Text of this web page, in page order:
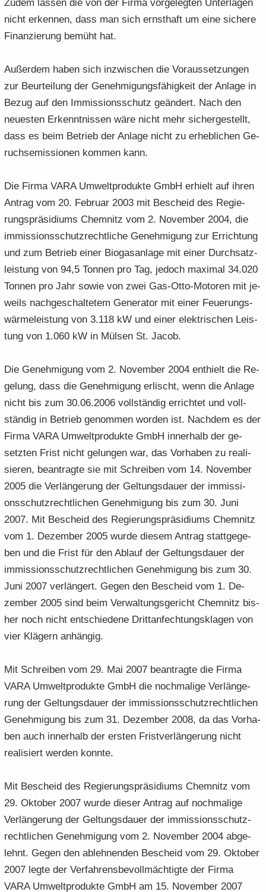
Zudem las­sen die von der Firma vor­ge­leg­ten Un­ter­la­gen
nicht er­ken­nen, dass man sich ernst­haft um eine si­che­re
Fi­nan­zie­rung be­müht hat.
Au­ßer­dem haben sich in­zwi­schen die Vor­aus­set­zun­gen
zur Be­ur­tei­lung der Ge­neh­mi­gungs­fä­hig­keit der An­la­ge in
Bezug auf den Im­mis­si­ons­schutz ge­än­dert. Nach den
neu­es­ten Er­kennt­nis­sen wäre nicht mehr si­cher­ge­stellt,
dass es beim Be­trieb der An­la­ge nicht zu er­heb­li­chen Ge­
ruchs­emis­sio­nen kom­men kann.
Die Firma VARA Um­welt­pro­duk­te GmbH er­hielt auf ihren
An­trag vom 20. Fe­bru­ar 2003 mit Be­scheid des Re­gie­
rungs­prä­si­di­ums Chem­nitz vom 2. No­vem­ber 2004, die
im­mis­si­ons­schutz­recht­li­che Ge­neh­mi­gung zur Er­rich­tung
und zum Be­trieb einer Bio­gas­an­la­ge mit einer Durch­satz­
leis­tung von 94,5 Ton­nen pro Tag, je­doch ma­xi­mal 34.020
Ton­nen pro Jahr sowie von zwei Gas-​Otto-Motoren mit je­
weils nach­ge­schal­te­tem Ge­ne­ra­tor mit einer Feue­rungs­
wär­me­leis­tung von 3.118 kW und einer elek­tri­schen Leis­
tung von 1.060 kW in Mül­sen St. Jacob.
Die Ge­neh­mi­gung vom 2. No­vem­ber 2004 ent­hielt die Re­
ge­lung, dass die Ge­neh­mi­gung er­lischt, wenn die An­la­ge
nicht bis zum 30.06.2006 voll­stän­dig er­rich­tet und voll­
stän­dig in Be­trieb ge­nom­men wor­den ist. Nach­dem es der
Firma VARA Um­welt­pro­duk­te GmbH in­ner­halb der ge­
setz­ten Frist nicht ge­lun­gen war, das Vor­ha­ben zu rea­li­
sie­ren, be­an­trag­te sie mit Schrei­ben vom 14. No­vem­ber
2005 die Ver­län­ge­rung der Gel­tungs­dau­er der im­mis­si­
ons­schutz­recht­li­chen Ge­neh­mi­gung bis zum 30. Juni
2007. Mit Be­scheid des Re­gie­rungs­prä­si­di­ums Chem­nitz
vom 1. De­zem­ber 2005 wurde die­sem An­trag statt­ge­ge­
ben und die Frist für den Ab­lauf der Gel­tungs­dau­er der
im­mis­si­ons­schutz­recht­li­chen Ge­neh­mi­gung bis zum 30.
Juni 2007 ver­län­gert. Gegen den Be­scheid vom 1. De­
zem­ber 2005 sind beim Ver­wal­tungs­ge­richt Chem­nitz bis­
her noch nicht ent­schie­de­ne Dritt­an­fech­tungs­kla­gen von
vier Klä­gern an­hän­gig.
Mit Schrei­ben vom 29. Mai 2007 be­an­trag­te die Firma
VARA Um­welt­pro­duk­te GmbH die noch­ma­li­ge Ver­län­ge­
rung der Gel­tungs­dau­er der im­mis­si­ons­schutz­recht­li­chen
Ge­neh­mi­gung bis zum 31. De­zem­ber 2008, da das Vor­ha­
ben auch in­ner­halb der ers­ten Frist­ver­län­ge­rung nicht
rea­li­siert wer­den konn­te.
Mit Be­scheid des Re­gie­rungs­prä­si­di­ums Chem­nitz vom
29. Ok­to­ber 2007 wurde die­ser An­trag auf noch­ma­li­ge
Ver­län­ge­rung der Gel­tungs­dau­er der im­mis­si­ons­schutz­
recht­li­chen Ge­neh­mi­gung vom 2. No­vem­ber 2004 ab­ge­
lehnt. Gegen den ab­leh­nen­den Be­scheid vom 29. Ok­to­ber
2007 legte der Ver­fah­rens­be­voll­mäch­tig­te der Firma
VARA Um­welt­pro­duk­te GmbH am 15. No­vem­ber 2007